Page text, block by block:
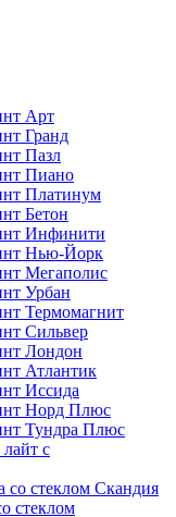
Арт
Гранд
Пазл
Пиано
Платинум
Бетон
Инфинити
Нью-Йорк
Мегаполис
Урбан
Термомагнит
Сильвер
Лондон
Атлантик
Иссида
Норд Плюс
Тундра Плюс
с
со стеклом Скандия
стеклом